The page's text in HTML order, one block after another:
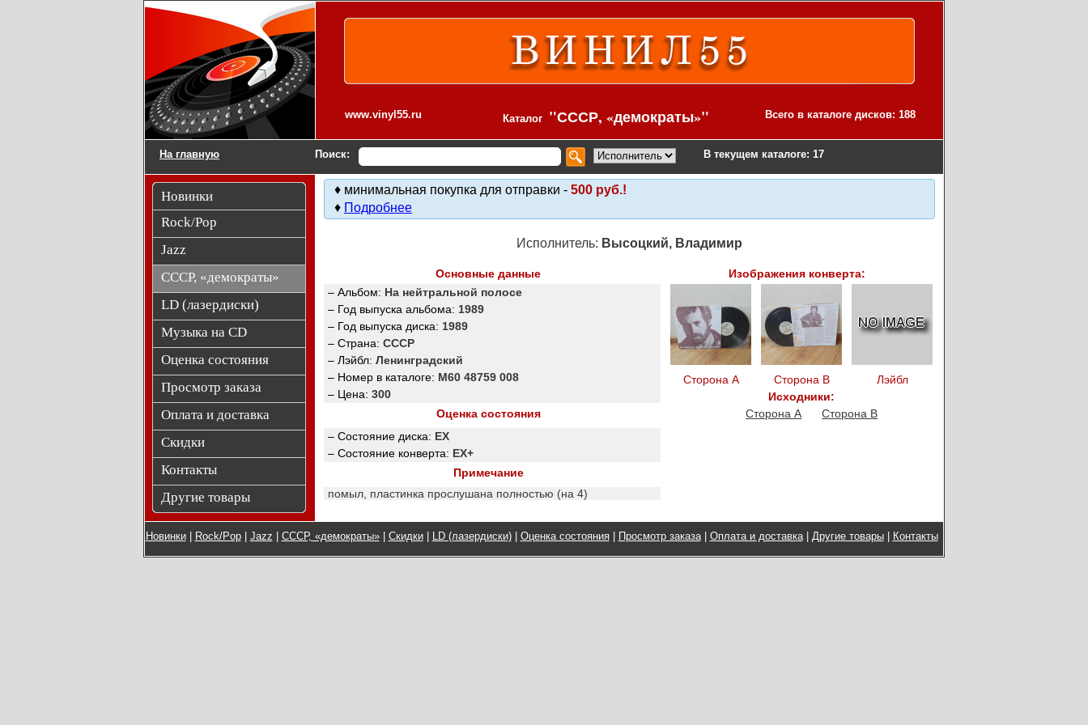
www.vinyl55.ru Каталог "СССР, «демократы»" Всего в каталоге дисков: 188
На главную Поиск: В текущем каталоге: 17
Новинки
Rock/Pop
Jazz
СССР, «демократы»
LD (лазердиски)
Музыка на CD
Оценка состояния
Просмотр заказа
Оплата и доставка
Скидки
Контакты
Другие товары
♦ минимальная покупка для отправки - 500 руб.!
♦ Подробнее
Исполнитель: Высоцкий, Владимир
Основные данные
– Альбом: На нейтральной полосе
– Год выпуска альбома: 1989
– Год выпуска диска: 1989
– Страна: СССР
– Лэйбл: Ленинградский
– Номер в каталоге: М60 48759 008
– Цена: 300
Оценка состояния
– Состояние диска: EX
– Состояние конверта: EX+
Примечание
помыл, пластинка прослушана полностью (на 4)
Изображения конверта:
Сторона А Сторона B
Лэйбл
Исходники:
Сторона A
Сторона B
Новинки| Rock/Pop| Jazz СССР, «демократы»| Скидки| LD (лазердиски)| Оценка состояния| Просмотр заказа| Оплата и доставка| Другие товары|
Контакты
Copyright © 2015